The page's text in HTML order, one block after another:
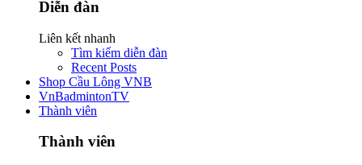
Diễn đàn
Liên kết nhanh
Tìm kiếm diễn đàn
Recent Posts
Shop Cầu Lông VNB
VnBadmintonTV
Thành viên
Thành viên